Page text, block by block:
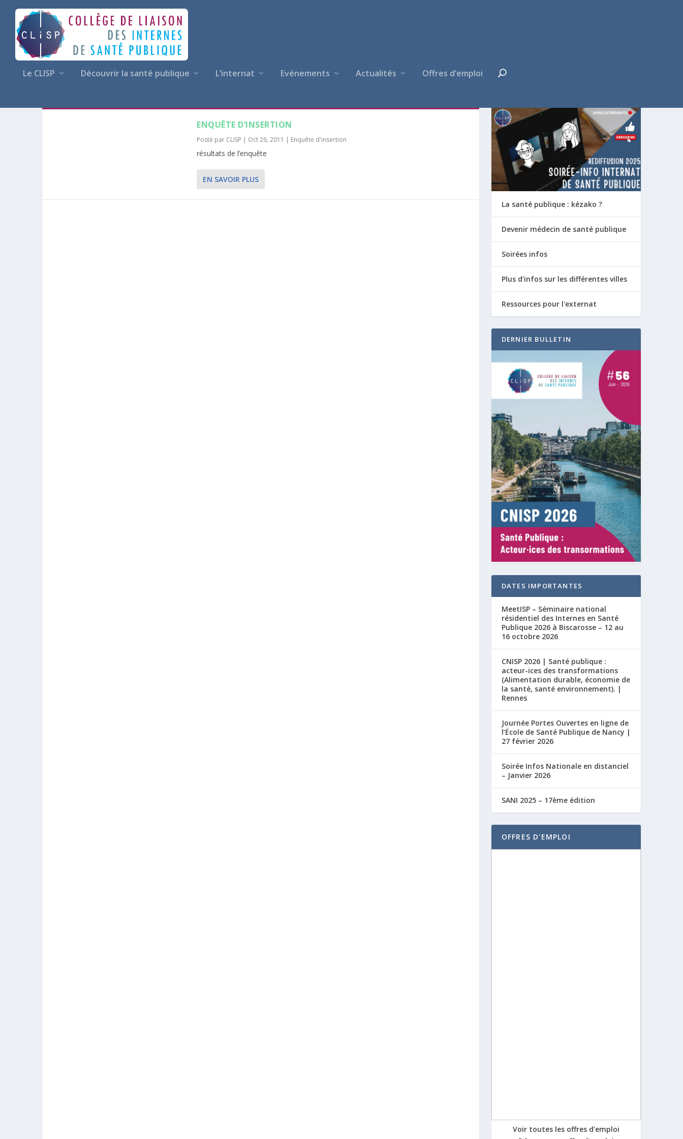
Le CLISP Découvrir la santé publique L’internat Evénements Actualités Offres d’emploi
ENQUÊTE D’INSERTION
Posté par CLISP | Oct 26, 2011 | Enquête d'insertion
résultats de l’enquête
EN SAVOIR PLUS
La santé publique : kézako ?
Devenir médecin de santé publique
Soirées infos
Plus d'infos sur les différentes villes
Ressources pour l'externat
DERNIER BULLETIN
DATES IMPORTANTES
MeetISP – Séminaire national
résidentiel des Internes en Santé
Publique 2026 à Biscarosse – 12 au
16 octobre 2026
CNISP 2026 | Santé publique :
acteur-ices des transformations
(Alimentation durable, économie de
la santé, santé environnement). |
Rennes
Journée Portes Ouvertes en ligne de
l’École de Santé Publique de Nancy |
27 février 2026
Soirée Infos Nationale en distanciel
– Janvier 2026
SANI 2025 – 17ème édition
OFFRES D'EMPLOI
Voir toutes les offres d'emploi